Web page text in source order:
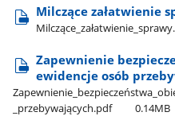
Milczące załatwienie
Zapewnienie
ewidencje osób
_przebywających.pdf
0.14MB